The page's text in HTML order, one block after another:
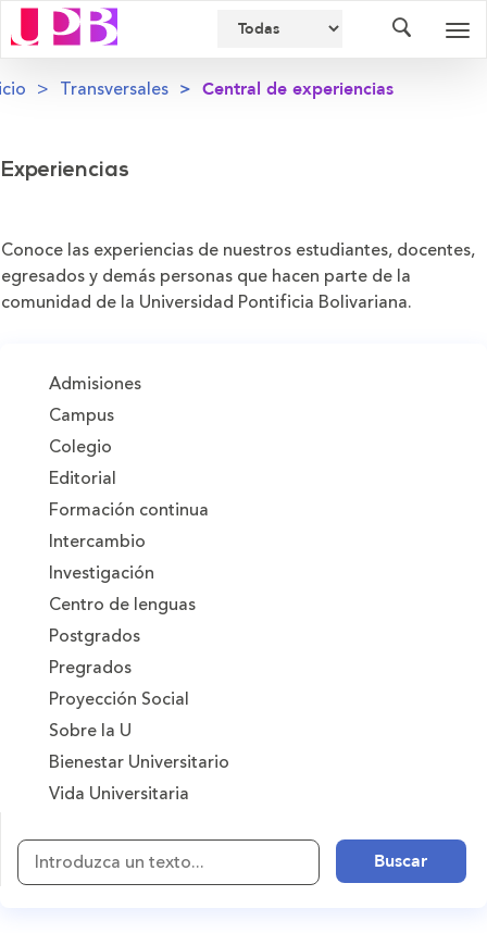
Transversales Central de experiencias
Experiencias
Conoce las experiencias de nuestros estudiantes, docentes,
egresados y demás personas que hacen parte de la
comunidad de la Universidad Pontificia Bolivariana.
Admisiones
Campus
Colegio
Editorial
Formación continua
Intercambio
Investigación
Centro de lenguas
Postgrados
Pregrados
Proyección Social
Sobre la U
Bienestar Universitario
Vida Universitaria
Introduzca
un
Buscar